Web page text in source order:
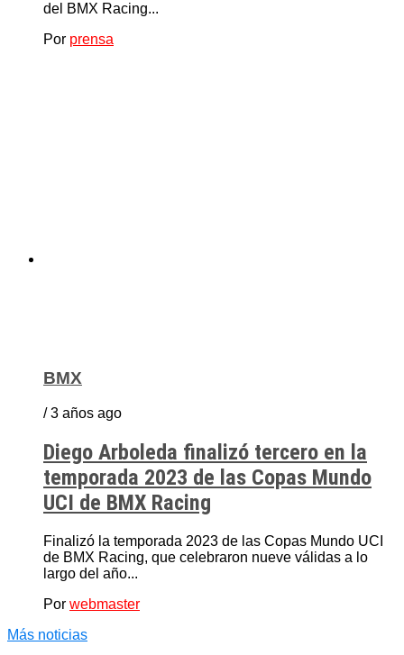
del BMX Racing...
Por prensa
BMX
/ 3 años ago
Diego Arboleda finalizó tercero en la
temporada 2023 de las Copas Mundo
UCI de BMX Racing
Finalizó la temporada 2023 de las Copas Mundo UCI
de BMX Racing, que celebraron nueve válidas a lo
largo del año...
Por webmaster
Más noticias